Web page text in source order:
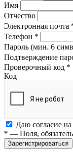
Имя
Отчество
Электронная почта
Телефон *
Пароль (мин. 6
Подтверждение
Проверочный код *
Код
Даю согласие
* — Поля,
Зарегистрироваться